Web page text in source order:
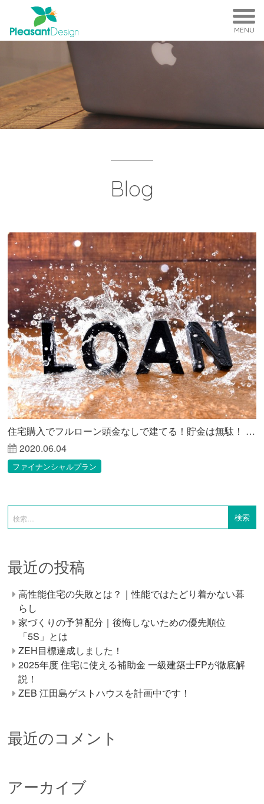
MENU
Blog
住宅購入でフルローン頭金なしで建てる！貯金は無駄！ FP建築士が解説
2020.06.04
ファイナンシャルプラン
最近の投稿
高性能住宅の失敗とは？｜性能ではたどり着かない暮
らし
家づくりの予算配分｜後悔しないための優先順位
「5S」とは
ZEH目標達成しました！
2025年度 住宅に使える補助金 一級建築士FPが徹底解
説！
ZEB 江田島ゲストハウスを計画中です！
最近のコメント
アーカイブ